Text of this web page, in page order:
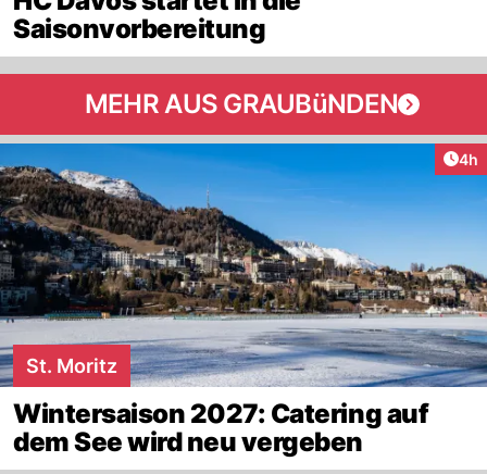
Saisonvorbereitung
MEHR AUS GRAUBüNDEN
4h
St. Moritz
Wintersaison 2027: Catering auf
dem See wird neu vergeben